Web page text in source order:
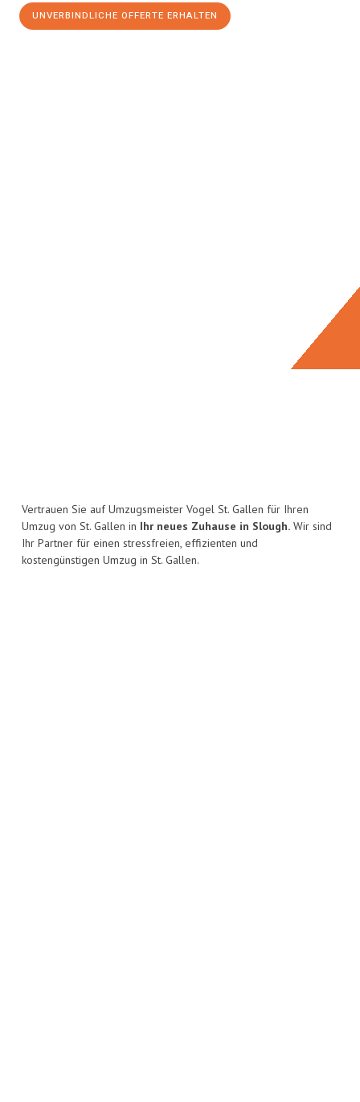
UNVERBINDLICHE OFFERTE ERHALTEN
Vertrauen Sie auf Umzugsmeister Vogel St. Gallen für Ihren
Umzug von St. Gallen in Ihr neues Zuhause in Slough. Wir sind
Ihr Partner für einen stressfreien, effizienten und
kostengünstigen Umzug in St. Gallen.